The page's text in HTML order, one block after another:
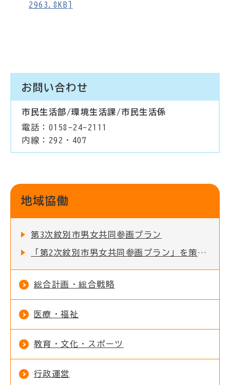
2963.8KB]
お問い合わせ
市民生活部/環境生活課/市民生活係
電話：0158-24-2111
内線：292・407
地域協働
第3次紋別市男女共同参画プラン
「第2次紋別市男女共同参画プラン」を策定しました
総合計画・総合戦略
医療・福祉
教育・文化・スポーツ
行政運営